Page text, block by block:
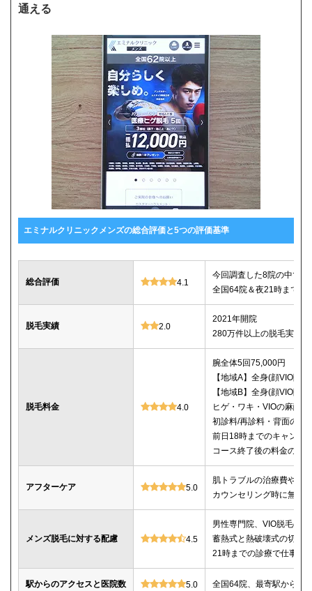
通える
エミナルクリニックメンズの総合評価と5つの評価基準
総合評価 4.1
今回調査した8院の中で
全国64院＆夜21時までの
脱毛実績 2.0
2021年開院
280万件以上の脱毛実績
脱毛料金 4.0
腕全体5回75,000円
【地域A】全身(顔VIO除
【地域B】全身(顔VIO除
ヒゲ・ワキ・VIOの麻酔
初診料/再診料・背面のシ
前日18時までのキャンセ
コース終了後の料金の記
アフターケア 5.0
肌トラブルの治療費や薬
カウンセリング時に無料
メンズ脱毛に対する配慮 4.5
男性専門院、VIO脱毛の
蓄熱式と熱破壊式の切替
21時までの診療で仕事帰
駅からのアクセスと医院数 5.0 全国64院、最寄駅から徒